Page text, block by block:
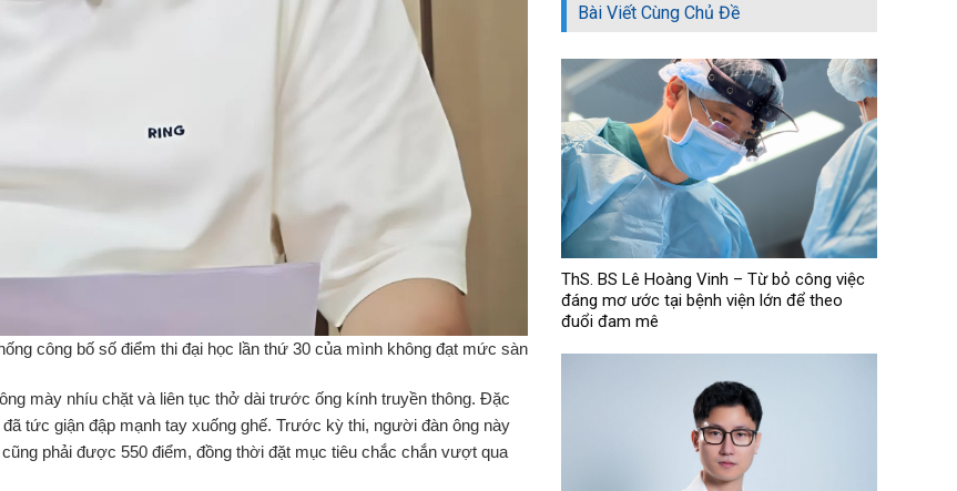
công bố số điểm thi đại học lần thứ 30 của mình không đạt mức sàn
mày nhíu chặt và liên tục thở dài trước ống kính truyền thông. Đặc
tức giận đập mạnh tay xuống ghế. Trước kỳ thi, người đàn ông này
phải được 550 điểm, đồng thời đặt mục tiêu chắc chắn vượt qua
Bài Viết Cùng Chủ Đề
ThS. BS Lê Hoàng Vinh – Từ bỏ công việc
đáng mơ ước tại bệnh viện lớn để theo
đuổi đam mê